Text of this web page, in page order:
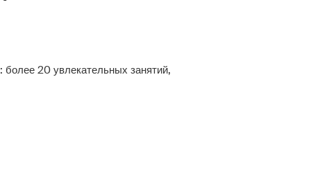
20 увлекательных занятий,